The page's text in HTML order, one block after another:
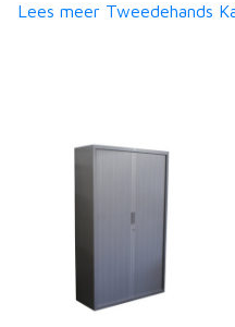
Lees meer Tweedehands